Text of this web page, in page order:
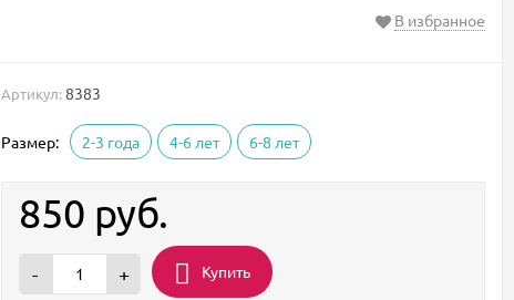
В избранное
Артикул: 8383
Размер: 2-3 года 4-6 лет 6-8 лет
850 руб.
- + Купить